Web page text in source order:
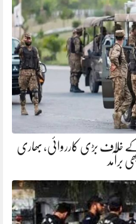
کے خلاف بڑی کارروائی، بھاری
برآمد